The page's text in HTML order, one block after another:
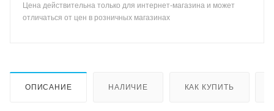
Цена действительна только для интернет-магазина и может
отличаться от цен в розничных магазинах
ОПИСАНИЕ НАЛИЧИЕ КАК КУПИТЬ